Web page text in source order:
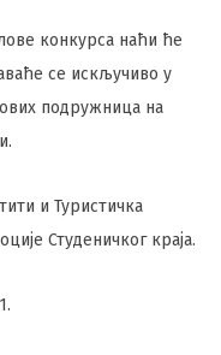
конкурса наћи ће
се искључиво у
подружница на
и Туристичка
Студеничког краја.